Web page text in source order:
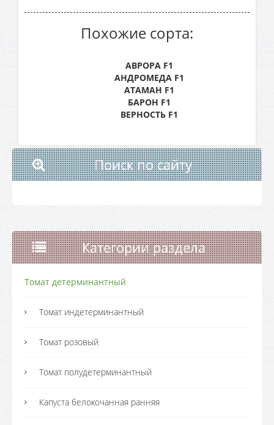
Похожие сорта:
АВРОРА F1
АНДРОМЕДА F1
АТАМАН F1
БАРОН F1
ВЕРНОСТЬ F1
Поиск по сайту
Категории раздела
Томат детерминантный
Томат индетерминантный
Томат розовый
Томат полудетерминантный
Капуста белокочанная ранняя